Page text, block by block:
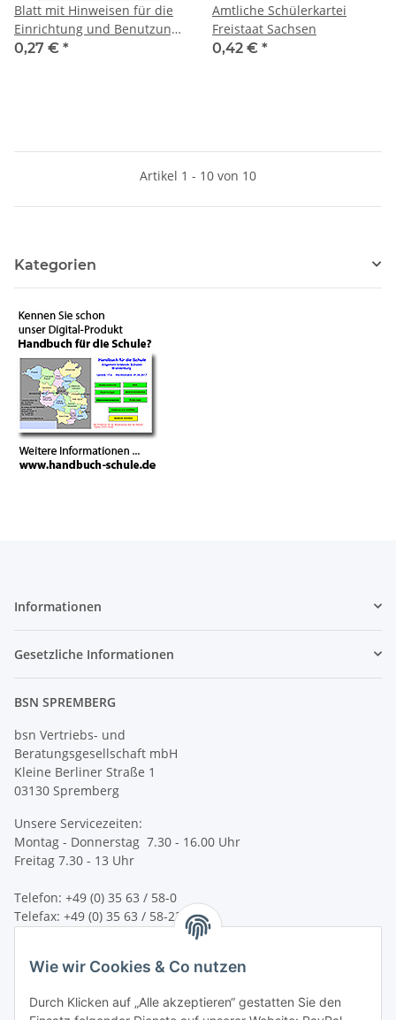
Blatt mit Hinweisen für die
Einrichtung und Benutzung
der Schülerakte
0,27 € *
Amtliche Schülerkartei
Freistaat Sachsen
0,42 € *
Artikel 1 - 10 von 10
Kategorien
Informationen
Gesetzliche Informationen
BSN SPREMBERG
bsn Vertriebs- und
Beratungsgesellschaft mbH
Kleine Berliner Straße 1
03130 Spremberg
Unsere Servicezeiten:
Montag - Donnerstag 7.30 - 16.00 Uhr
Freitag 7.30 - 13 Uhr
Telefon: +49 (0) 35 63 / 58-0
Telefax: +49 (0) 35 63 / 58-231
service@bsn-spremberg.de
Wir versenden mit:
Wie wir Cookies & Co nutzen
Durch Klicken auf „Alle akzeptieren“ gestatten Sie den